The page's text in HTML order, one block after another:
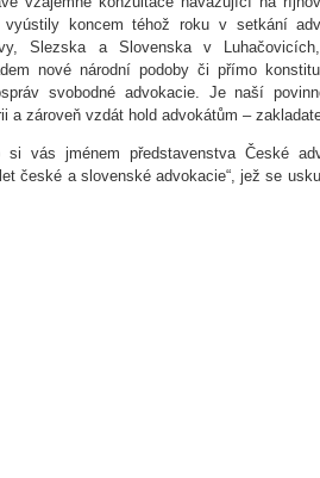
vyústily koncem téhož roku v setkání
Slezska a Slovenska v
nové národní podoby či přímo
svobodné advokacie. Je naší
a zároveň vzdát hold advokátům –
si vás jménem představenstva České
české a slovenské advokacie“, jež se